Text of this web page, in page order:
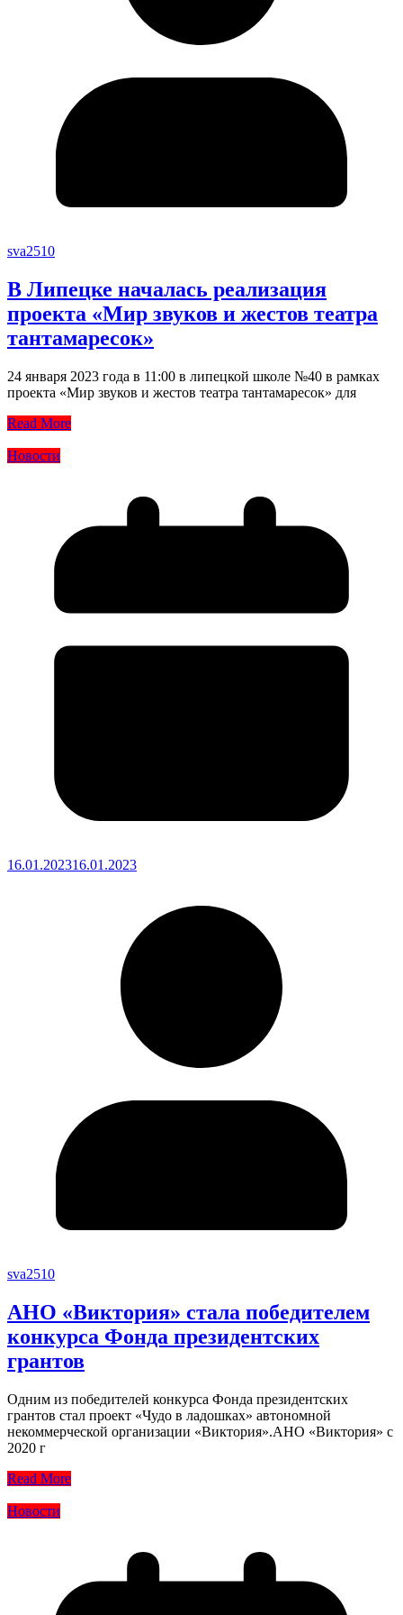
sva2510
В Липецке началась реализация
проекта «Мир звуков и жестов театра
тантамаресок»
24 января 2023 года в 11:00 в липецкой школе №40 в рамках
проекта «Мир звуков и жестов театра тантамаресок» для
Read More
Новости
16.01.202316.01.2023
sva2510
АНО «Виктория» стала победителем
конкурса Фонда президентских
грантов
Одним из победителей конкурса Фонда президентских
грантов стал проект «Чудо в ладошках» автономной
некоммерческой организации «Виктория».АНО «Виктория» с
2020 г
Read More
Новости